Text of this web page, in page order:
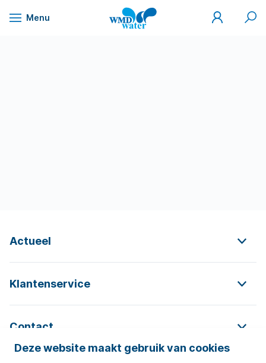
Naar
Deze website maakt gebruik van cookies
Menu
WMD
Drinkwater
Mijn
WMD
Zoek
Actueel
Klantenservice
Contact